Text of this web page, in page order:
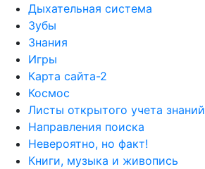
Дыхательная система
Зубы
Знания
Игры
Карта сайта-2
Космос
Листы открытого учета знаний
Направления поиска
Невероятно, но факт!
Книги, музыка и живопись